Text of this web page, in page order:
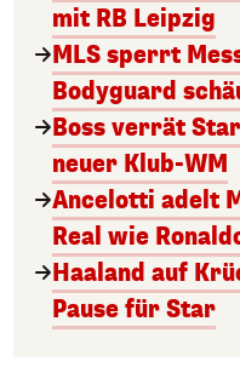
mit RB Leipzig
MLS sperrt
Bodyguard
Boss verrät
neuer Klub-WM
Ancelotti adelt
Real wie
Haaland auf
Pause für Star